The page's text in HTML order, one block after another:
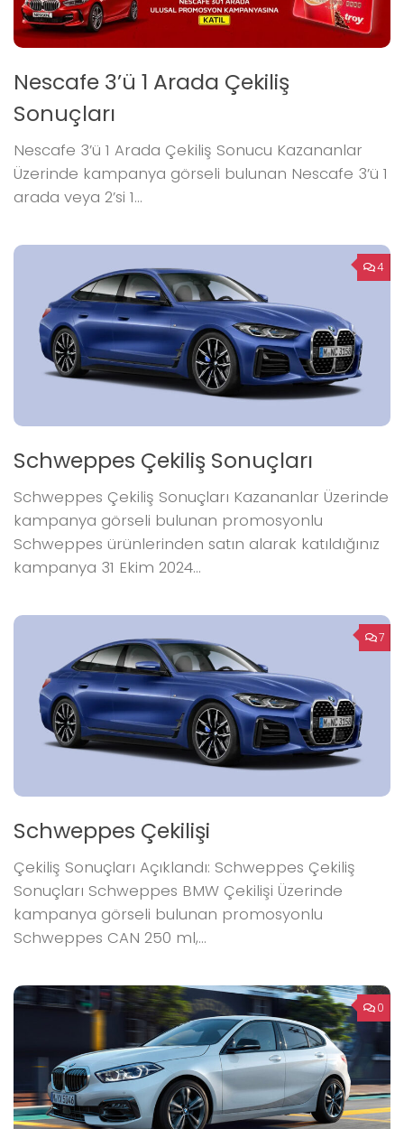
Nescafe 3’ü 1 Arada Çekiliş
Sonuçları
Nescafe 3’ü 1 Arada Çekiliş Sonucu Kazananlar
Üzerinde kampanya görseli bulunan Nescafe 3’ü 1
arada veya 2’si 1...
4
Schweppes Çekiliş Sonuçları
Schweppes Çekiliş Sonuçları Kazananlar Üzerinde
kampanya görseli bulunan promosyonlu
Schweppes ürünlerinden satın alarak katıldığınız
kampanya 31 Ekim 2024...
7
Schweppes Çekilişi
Çekiliş Sonuçları Açıklandı: Schweppes Çekiliş
Sonuçları Schweppes BMW Çekilişi Üzerinde
kampanya görseli bulunan promosyonlu
Schweppes CAN 250 ml,...
0